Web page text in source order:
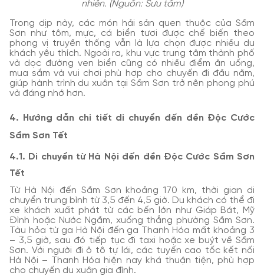
nhiên. (Nguồn: Sưu tầm)
Trong dịp này, các món hải sản quen thuộc của Sầm
Sơn như tôm, mực, cá biển tươi được chế biến theo
phong vị truyền thống vẫn là lựa chọn được nhiều du
khách yêu thích. Ngoài ra, khu vực trung tâm thành phố
và dọc đường ven biển cũng có nhiều điểm ăn uống,
mua sắm và vui chơi phù hợp cho chuyến đi đầu năm,
giúp hành trình du xuân tại Sầm Sơn trở nên phong phú
và đáng nhớ hơn.
4. Hướng dẫn chi tiết di chuyển đến đền Độc Cước
Sầm Sơn Tết
4.1. Di chuyển từ Hà Nội đến đền Độc Cước Sầm Sơn
Tết
Từ Hà Nội đến Sầm Sơn khoảng 170 km, thời gian di
chuyển trung bình từ 3,5 đến 4,5 giờ. Du khách có thể đi
xe khách xuất phát từ các bến lớn như Giáp Bát, Mỹ
Đình hoặc Nước Ngầm, xuống thẳng phường Sầm Sơn.
Tàu hỏa từ ga Hà Nội đến ga Thanh Hóa mất khoảng 3
– 3,5 giờ, sau đó tiếp tục đi taxi hoặc xe buýt về Sầm
Sơn. Với người đi ô tô tự lái, các tuyến cao tốc kết nối
Hà Nội – Thanh Hóa hiện nay khá thuận tiện, phù hợp
cho chuyến du xuân gia đình.